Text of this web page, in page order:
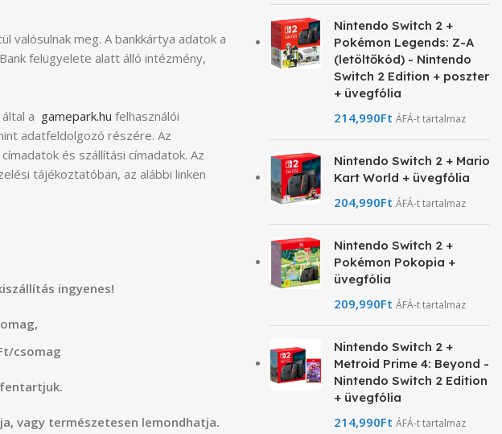
valósulnak meg. A bankkártya adatok a
felügyelete alatt álló intézmény,
a gamepark.hu felhasználói
adatfeldolgozó részére. Az
és szállítási címadatok. Az
tájékoztatóban, az alábbi linken
ingyenes!
csomag
vagy természetesen lemondhatja.
Nintendo Switch 2 +
Pokémon Legends: Z-A
(letöltőkód) - Nintendo
Switch 2 Edition + poszter
+ üvegfólia
214,990Ft ÁFÁ-t tartalmaz
Nintendo Switch 2 + Mario
Kart World + üvegfólia
204,990Ft ÁFÁ-t tartalmaz
Nintendo Switch 2 +
Pokémon Pokopia +
üvegfólia
209,990Ft ÁFÁ-t tartalmaz
Nintendo Switch 2 +
Metroid Prime 4: Beyond -
Nintendo Switch 2 Edition
+ üvegfólia
214,990Ft ÁFÁ-t tartalmaz